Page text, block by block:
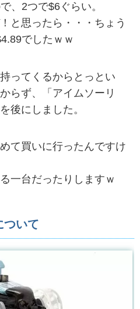
、2つで$6ぐらい。
と思ったら・・・ちょう
でしたｗｗ
ってくるからとっとい
らず、「アイムソーリ
後にしました。
て買いに行ったんですけ
一台だったりしますｗ
ついて